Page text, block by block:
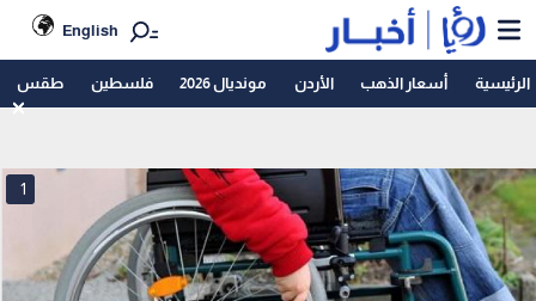
English
الرئيسية أسعار الذهب الأردن مونديال 2026 فلسطين طقس
1